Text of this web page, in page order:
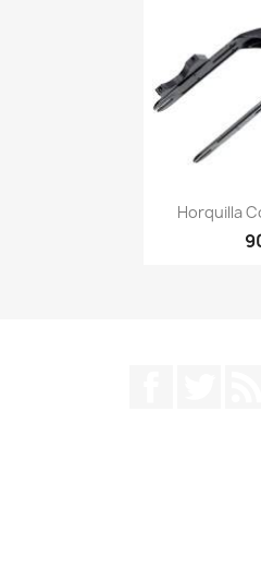

Horquilla